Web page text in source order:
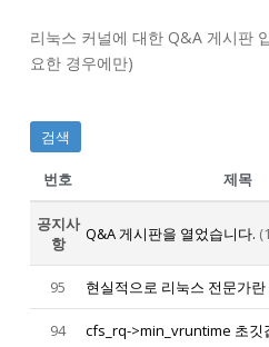
리눅스 커널에 대한 Q&A 게시판
요한 경우에만)
검색
번호 제목
공지사
항
Q&A 게시판을 열었습니다.
95 현실적으로 리눅스 전문가
94 cfs_rq->min_vruntime 초깃